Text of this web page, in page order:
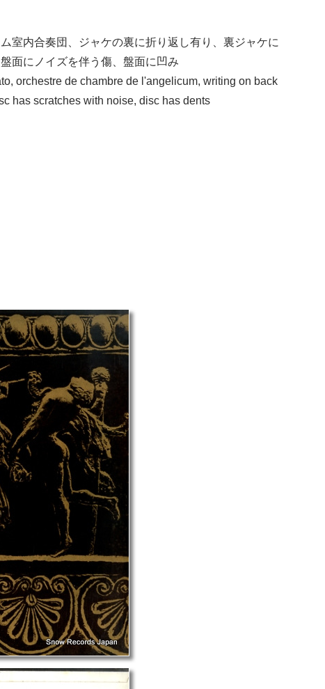
室内合奏団、ジャケの裏に折り返し有り、裏ジャケに
面にノイズを伴う傷、盤面に凹み
orchestre de chambre de l'angelicum, writing on back
has scratches with noise, disc has dents